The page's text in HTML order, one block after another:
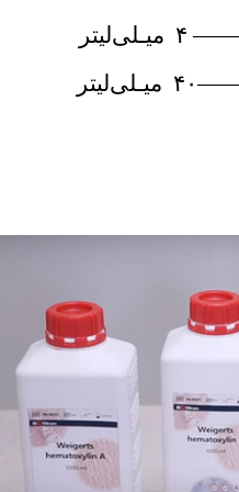
۴ میـلی‌لیتر
۴۰ میـلی‌لیتر